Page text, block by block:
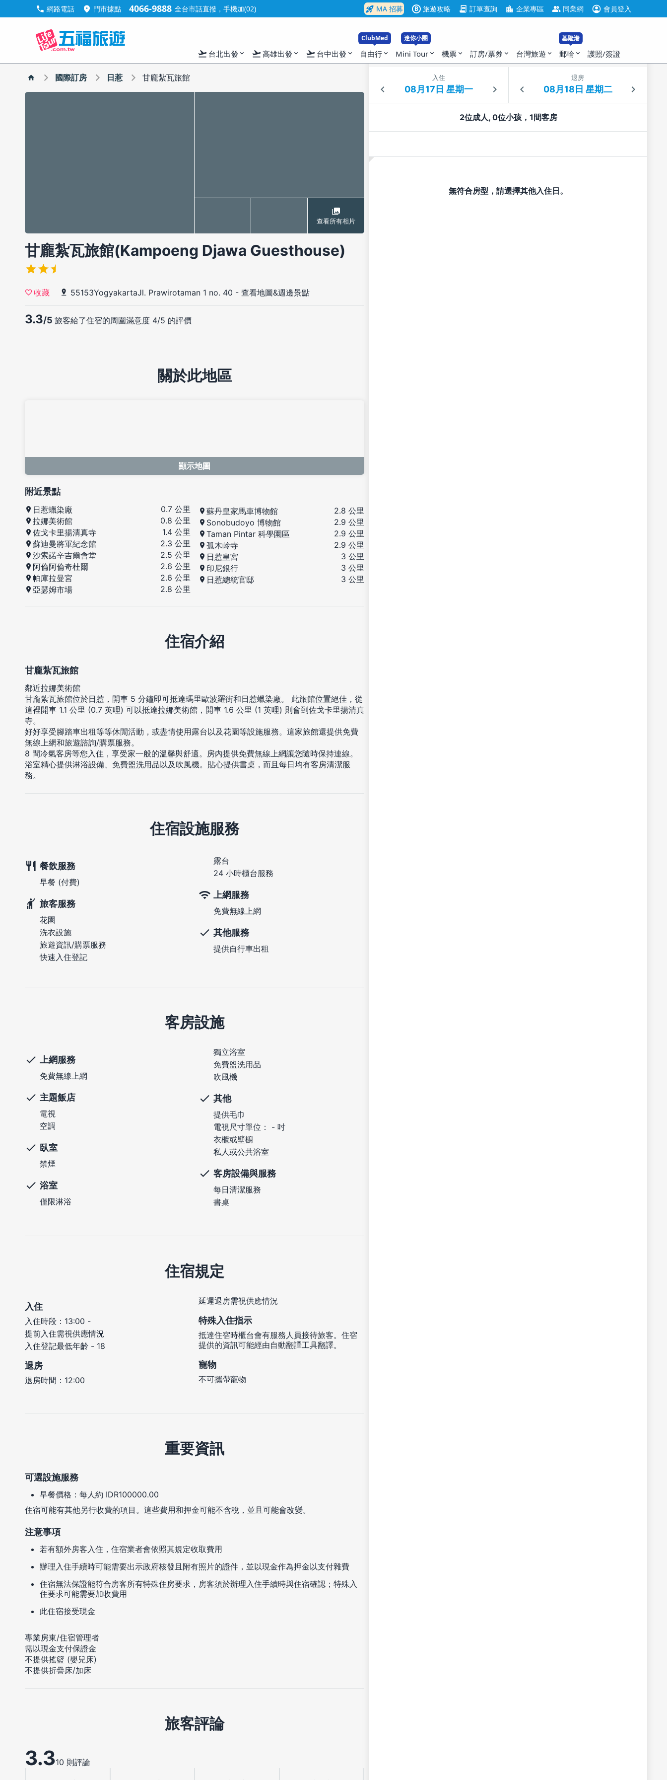
call 網路電話 location_on 門市據點 4066-9888 全台市話直撥，手機加(02) rocket_launch MA 招募 B 旅遊攻略 contract 訂單查詢 location_city 企業專區 group 同業網 account_circle 會員登入
flight_takeoff 台北出發 expand_more flight_takeoff高雄出發 expand_more flight_takeoff 台中出發 expand_more
ClubMed
自由行 expand_more
迷你小團
Mini Tour expand_more 機票 expand_more 訂房/票券 expand_more 台灣旅遊 expand_more
基隆港
郵輪 expand_more 護照/簽證
國際訂房 日惹 甘龐紮瓦旅館
查看所有相片
甘龐紮瓦旅館(Kampoeng Djawa Guesthouse)
收藏 55153YogyakartaJl. Prawirotaman 1 no. 40 - 查看地圖&週邊景點
3.3/5 旅客給了住宿的周圍滿意度 4/5 的評價
入住 退房
2位成人, 0位小孩，1間客房
無符合房型，請選擇其他入住日。
關於此地區
顯示地圖
附近景點
日惹蠟染廠
0.7 公里
拉娜美術館
0.8 公里
佐戈卡里揚清真寺
1.4 公里
蘇迪曼將軍紀念館
2.3 公里
沙索諾辛吉爾會堂
2.5 公里
阿倫阿倫奇杜爾
2.6 公里
帕庫拉曼宮
2.6 公里
亞瑟姆市場
2.8 公里
蘇丹皇家馬車博物館
2.8 公里
Sonobudoyo 博物館
2.9 公里
Taman Pintar 科學園區
2.9 公里
孤木岭寺
2.9 公里
日惹皇宮
3 公里
印尼銀行
3 公里
日惹總統官邸
3 公里
住宿介紹
甘龐紮瓦旅館
鄰近拉娜美術館
甘龐紮瓦旅館位於日惹，開車 5 分鐘即可抵達瑪里歐波羅街和日惹蠟染廠。 此旅館位置絕佳，從
這裡開車 1.1 公里 (0.7 英哩) 可以抵達拉娜美術館，開車 1.6 公里 (1 英哩) 則會到佐戈卡里揚清真
寺。
好好享受腳踏車出租等等休閒活動，或盡情使用露台以及花園等設施服務。這家旅館還提供免費
無線上網和旅遊諮詢/購票服務。
8 間冷氣客房等您入住，享受家一般的溫馨與舒適。房內提供免費無線上網讓您隨時保持連線。
浴室精心提供淋浴設備、免費盥洗用品以及吹風機。貼心提供書桌，而且每日均有客房清潔服
務。
住宿設施服務
餐飲服務
早餐 (付費)
旅客服務
花園
洗衣設施
旅遊資訊/購票服務
快速入住登記
露台
24 小時櫃台服務
上網服務
免費無線上網
其他服務
提供自行車出租
客房設施
上網服務
免費無線上網
主題飯店
電視
空調
臥室
禁煙
浴室
僅限淋浴
獨立浴室
免費盥洗用品
吹風機
其他
提供毛巾
電視尺寸單位： - 吋
衣櫃或壁櫥
私人或公共浴室
客房設備與服務
每日清潔服務
書桌
住宿規定
入住
入住時段：13:00 -
提前入住需視供應情況
入住登記最低年齡 - 18
退房
退房時間：12:00
延遲退房需視供應情況
特殊入住指示
抵達住宿時櫃台會有服務人員接待旅客。住宿
提供的資訊可能經由自動翻譯工具翻譯。
寵物
不可攜帶寵物
重要資訊
可選設施服務
早餐價格：每人約 IDR100000.00
住宿可能有其他另行收費的項目。這些費用和押金可能不含稅，並且可能會改變。
注意事項
若有額外房客入住，住宿業者會依照其規定收取費用
辦理入住手續時可能需要出示政府核發且附有照片的證件，並以現金作為押金以支付雜費
住宿無法保證能符合房客所有特殊住房要求，房客須於辦理入住手續時與住宿確認；特殊入
住要求可能需要加收費用
此住宿接受現金
專業房東/住宿管理者
需以現金支付保證金
不提供搖籃 (嬰兒床)
不提供折疊床/加床
旅客評論
3.310 則評論